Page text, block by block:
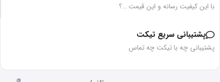
با این کیفیت رسانه و این قیمت …؟
پشتیبانی سریع تیکت
پشتیبانی چه با تیکت چه تماس